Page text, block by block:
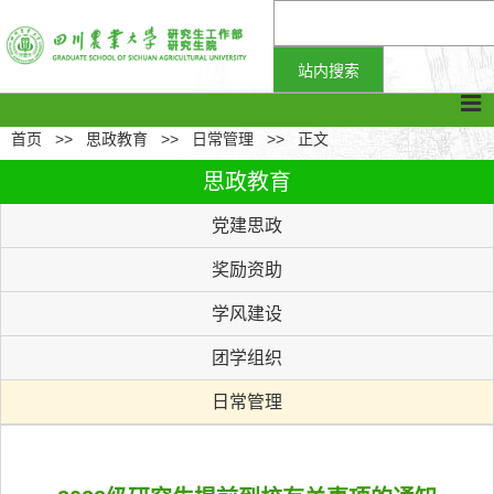
首页 >> 思政教育 >> 日常管理 >> 正文
思政教育
党建思政
奖励资助
学风建设
团学组织
日常管理